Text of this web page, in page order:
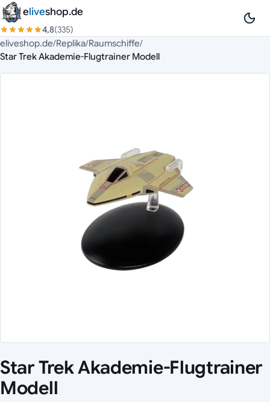
Zum Inhalt springen
eliveshop.de
4,8(335)
eliveshop.de/Replika/Raumschiffe/
Star Trek Akademie-Flugtrainer Modell
Star Trek Akademie-Flugtrainer
Modell